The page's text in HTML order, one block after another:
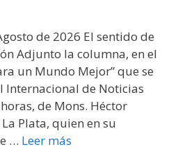
de 2026 El sentido de
Adjunto la columna, en el
un Mundo Mejor” que se
Internacional de Noticias
de Mons. Héctor
Plata, quien en su
… Leer más